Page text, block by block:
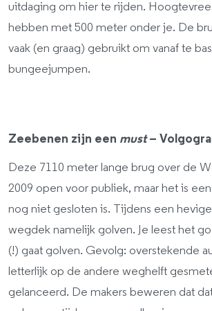
uitdaging om hier te rijden.
hebben met 500 meter onder je. De
vaak (en graag) gebruikt om vanaf te
bungeejumpen.
Zeebenen zijn een must–
Deze 7110 meter lange brug over de
2009 open voor publiek, maar het is
nog niet gesloten is. Tijdens een
wegdek namelijk golven. Je leest het
(!) gaat golven. Gevolg: overstekende
letterlijk op de andere weghelft
gelanceerd. De makers beweren dat